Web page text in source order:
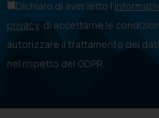
Dichiaro di aver letto l'
privacy, di accettarne le
autorizzare il trattamento dei
nel rispetto del GDPR.